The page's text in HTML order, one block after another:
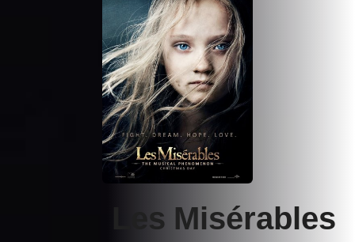
Les Misérables